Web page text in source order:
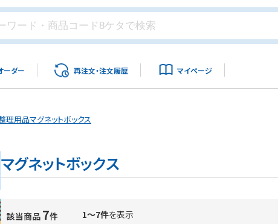
ーダー 再注文・注文履歴 マイページ
理用品マグネットボックス
マグネットボックス
該当商品 7件 1～7件を表示